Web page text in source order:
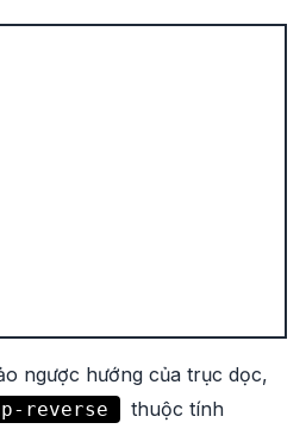
ngược hướng của trục dọc,
reverse thuộc tính